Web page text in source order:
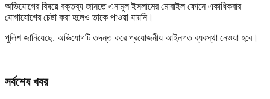
অভিযোগের বিষয়ে বক্তব্য জানতে এনামুল ইসলামের মোবাইল ফোনে একাধিকবার
যোগাযোগের চেষ্টা করা হলেও তাকে পাওয়া যায়নি।
পুলিশ জানিয়েছে, অভিযোগটি তদন্ত করে প্রয়োজনীয় আইনগত ব্যবস্থা নেওয়া হবে।
সর্বশেষ খবর